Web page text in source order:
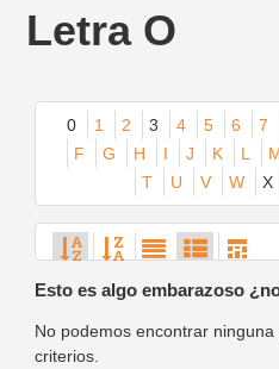
Letra O
0 1 2 3 4 5 6 7
F
G H I J K L
T
U V W X
Esto es algo embarazoso
No podemos encontrar
criterios.